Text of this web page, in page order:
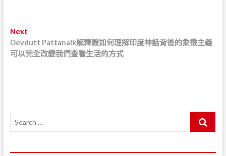
文
章
Next
e
x
:
Devdutt Pattanaik解釋瞭如何理解印度神話背後的象徵主義
可以完全改變我們查看生活的方式
r